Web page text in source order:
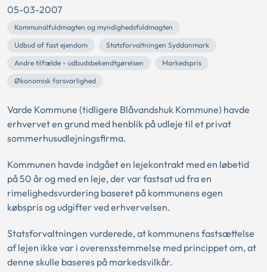
05-03-2007
Kommunalfuldmagten og myndighedsfuldmagten
Udbud af fast ejendom
Statsforvaltningen Syddanmark
Andre tilfælde - udbudsbekendtgørelsen
Markedspris
Økonomisk forsvarlighed
Varde Kommune (tidligere Blåvandshuk Kommune) havde
erhvervet en grund med henblik på udleje til et privat
sommerhusudlejningsfirma.
Kommunen havde indgået en lejekontrakt med en løbetid
på 50 år og med en leje, der var fastsat ud fra en
rimelighedsvurdering baseret på kommunens egen
købspris og udgifter ved erhvervelsen.
Statsforvaltningen vurderede, at kommunens fastsættelse
af lejen ikke var i overensstemmelse med princippet om, at
denne skulle baseres på markedsvilkår.